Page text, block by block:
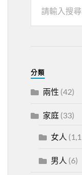
分類
兩性 (42)
家庭(33)
女人
男人 (6)